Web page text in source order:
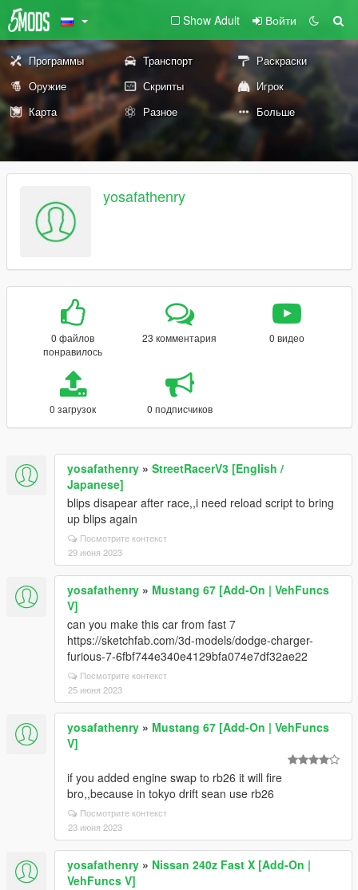
Show Adult Войти
Программы Транспорт
Раскраски
Оружие
Скрипты
Игрок
Карта
Разное Больше
yosafathenry
0 файлов
понравилось
23 комментария 0 видео
0 загрузок 0 подписчиков
yosafathenry » StreetRacerV3 [English /
Japanese]
blips disapear after race,,i need reload script to bring
up blips again
Посмотрите контекст
29 июня 2023
yosafathenry » Mustang 67 [Add-On | VehFuncs
V]
can you make this car from fast 7
https://sketchfab.com/3d-models/dodge-charger-
furious-7-6fbf744e340e4129bfa074e7df32ae22
Посмотрите контекст
25 июня 2023
yosafathenry » Mustang 67 [Add-On | VehFuncs
V]
if you added engine swap to rb26 it will fire
bro,,because in tokyo drift sean use rb26
Посмотрите контекст
23 июня 2023
yosafathenry » Nissan 240z Fast X [Add-On |
VehFuncs V]